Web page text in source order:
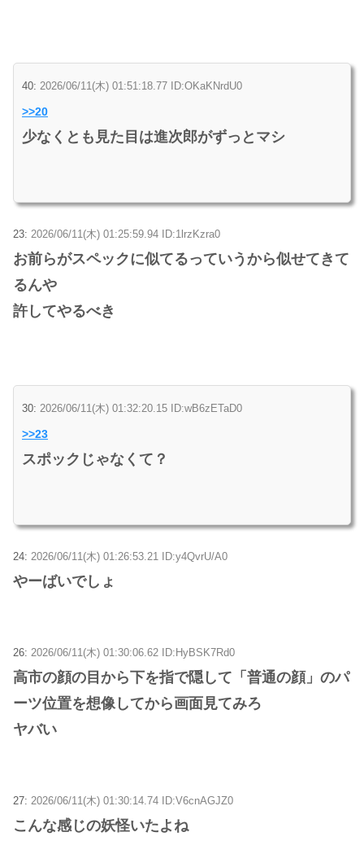
40: 2026/06/11(木) 01:51:18.77 ID:OKaKNrdU0
>>20
少なくとも見た目は進次郎がずっとマシ
23: 2026/06/11(木) 01:25:59.94 ID:1lrzKzra0
お前らがスペックに似てるっていうから似せてきて
るんや
許してやるべき
30: 2026/06/11(木) 01:32:20.15 ID:wB6zETaD0
>>23
スポックじゃなくて？
24: 2026/06/11(木) 01:26:53.21 ID:y4QvrU/A0
やーばいでしょ
26: 2026/06/11(木) 01:30:06.62 ID:HyBSK7Rd0
高市の顔の目から下を指で隠して「普通の顔」のパ
ーツ位置を想像してから画面見てみろ
ヤバい
27: 2026/06/11(木) 01:30:14.74 ID:V6cnAGJZ0
こんな感じの妖怪いたよね